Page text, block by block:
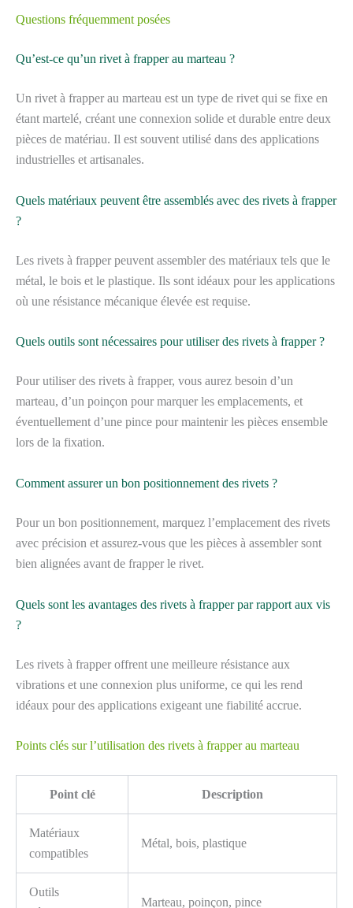
Questions fréquemment posées
Qu’est-ce qu’un rivet à frapper au marteau ?
Un rivet à frapper au marteau est un type de rivet qui se fixe en
étant martelé, créant une connexion solide et durable entre deux
pièces de matériau. Il est souvent utilisé dans des applications
industrielles et artisanales.
Quels matériaux peuvent être assemblés avec des rivets à frapper
?
Les rivets à frapper peuvent assembler des matériaux tels que le
métal, le bois et le plastique. Ils sont idéaux pour les applications
où une résistance mécanique élevée est requise.
Quels outils sont nécessaires pour utiliser des rivets à frapper ?
Pour utiliser des rivets à frapper, vous aurez besoin d’un
marteau, d’un poinçon pour marquer les emplacements, et
éventuellement d’une pince pour maintenir les pièces ensemble
lors de la fixation.
Comment assurer un bon positionnement des rivets ?
Pour un bon positionnement, marquez l’emplacement des rivets
avec précision et assurez-vous que les pièces à assembler sont
bien alignées avant de frapper le rivet.
Quels sont les avantages des rivets à frapper par rapport aux vis
?
Les rivets à frapper offrent une meilleure résistance aux
vibrations et une connexion plus uniforme, ce qui les rend
idéaux pour des applications exigeant une fiabilité accrue.
Points clés sur l’utilisation des rivets à frapper au marteau
Point clé Description
Matériaux
compatibles
Métal, bois, plastique
Outils
Marteau, poinçon, pince